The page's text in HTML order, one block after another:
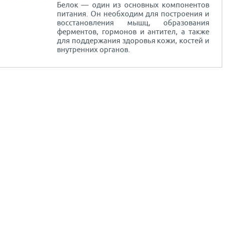
Белок — один из основных компонентов
питания. Он необходим для построения и
восстановления мышц, образования
ферментов, гормонов и антител, а также
для поддержания здоровья кожи, костей и
внутренних органов.